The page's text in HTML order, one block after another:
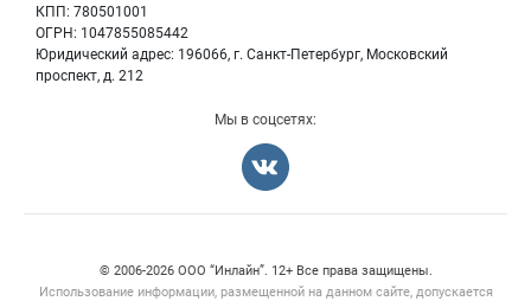
КПП: 780501001
ОГРН: 1047855085442
Юридический адрес: 196066, г. Санкт-Петербург, Московский
проспект, д. 212
Мы в соцсетях:
© 2006‑2026 ООО “Инлайн”. 12+ Все права защищены.
Использование информации, размещенной на данном сайте, допускается